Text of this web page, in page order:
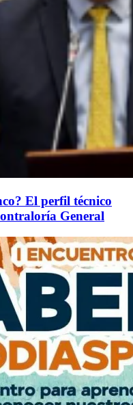
El perfil técnico
General